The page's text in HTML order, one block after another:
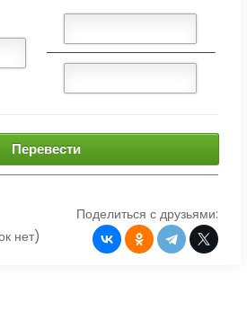
Перевести
нет)
Поделиться с друзьями: